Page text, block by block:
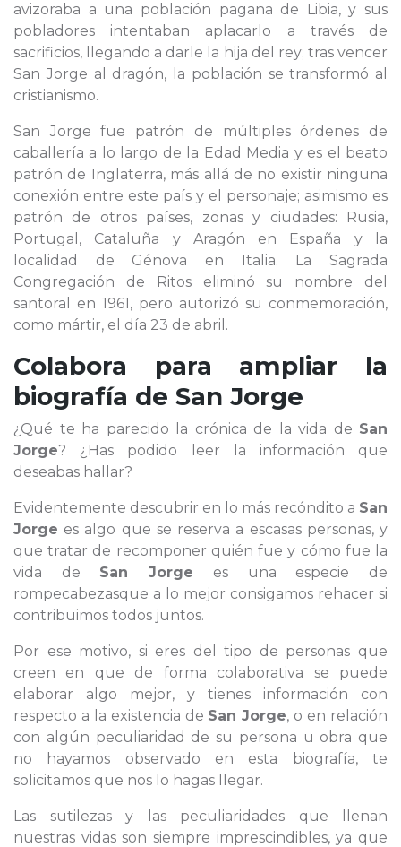
avizoraba a una población pagana de Libia, y sus
pobladores intentaban aplacarlo a través de
sacrificios, llegando a darle la hija del rey; tras vencer
San Jorge al dragón, la población se transformó al
cristianismo.
San Jorge fue patrón de múltiples órdenes de
caballería a lo largo de la Edad Media y es el beato
patrón de Inglaterra, más allá de no existir ninguna
conexión entre este país y el personaje; asimismo es
patrón de otros países, zonas y ciudades: Rusia,
Portugal, Cataluña y Aragón en España y la
localidad de Génova en Italia. La Sagrada
Congregación de Ritos eliminó su nombre del
santoral en 1961, pero autorizó su conmemoración,
como mártir, el día 23 de abril.
Colabora para ampliar la
biografía de San Jorge
¿Qué te ha parecido la crónica de la vida de San
Jorge? ¿Has podido leer la información que
deseabas hallar?
Evidentemente descubrir en lo más recóndito a San
Jorge es algo que se reserva a escasas personas, y
que tratar de recomponer quién fue y cómo fue la
vida de San Jorge es una especie de
rompecabezasque a lo mejor consigamos rehacer si
contribuimos todos juntos.
Por ese motivo, si eres del tipo de personas que
creen en que de forma colaborativa se puede
elaborar algo mejor, y tienes información con
respecto a la existencia de San Jorge, o en relación
con algún peculiaridad de su persona u obra que
no hayamos observado en esta biografía, te
solicitamos que nos lo hagas llegar.
Las sutilezas y las peculiaridades que llenan
nuestras vidas son siempre imprescindibles, ya que